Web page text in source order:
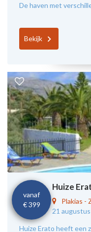
De haven met
Bekijk
vanaf
€ 399
Huize
Plakias -
21
Huize Erato heeft een